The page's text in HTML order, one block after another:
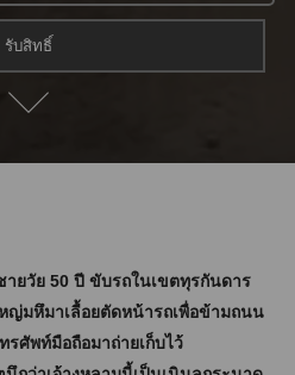
ยวัย 50 ปี ขับรถในเขตทุรกันดาร
ญ่มหึมาเลื้อยตัดหน้ารถเพื่อข้ามถนน
รศัพท์มือถือมาถ่ายเก็บไว้